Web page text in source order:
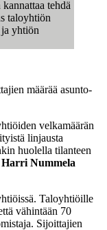
tehdä
taloyhtiön
yhtiön
määrää asunto-
velkamäärän
linjausta
huolella tilanteen
Harri Nummela
Taloyhtiöille
vähintään 70
Sijoittajien